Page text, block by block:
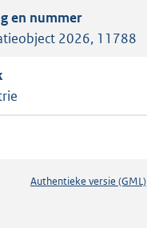
2026, 11788
Authentieke versie (GML)b